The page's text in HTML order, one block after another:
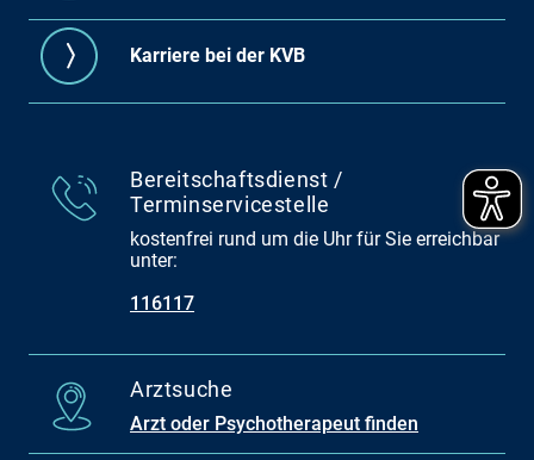
Karriere bei der KVB
Bereitschaftsdienst /
Terminservicestelle
kostenfrei rund um die Uhr für Sie erreichbar
unter:
116117
Arztsuche
Arzt oder Psychotherapeut finden